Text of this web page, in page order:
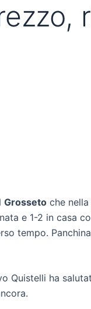
Grosseto che
e 1-2 in casa
tempo.
Quistelli ha